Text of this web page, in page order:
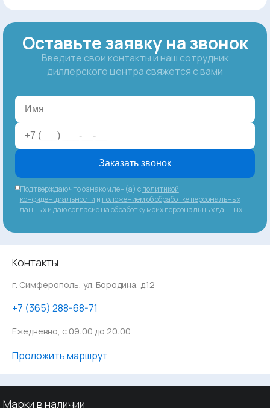
Оставьте заявку на звонок
Введите свои контакты и наш сотрудник
диллерского центра свяжется с вами
Заказать звонок
Подтверждаю что ознакомлен(а) сполитикой
конфиденциальности и положением об обработке персональных
данныхи даю согласие на обработку моих персональных данных
Контакты
г. Симферополь, ул. Бородина, д.12
‪+7 (365) 288-68-71
Ежедневно, с 09:00 до 20:00
Проложить маршрут
Марки в наличии